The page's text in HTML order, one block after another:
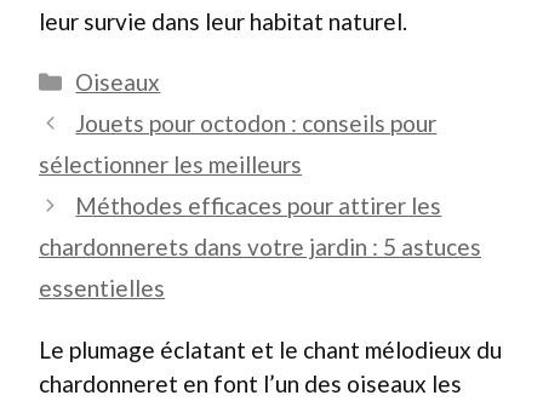
leur survie dans leur habitat naturel.
Catégories
Oiseaux
Jouets pour octodon : conseils pour
sélectionner les meilleurs
Méthodes efficaces pour attirer les
chardonnerets dans votre jardin : 5 astuces
essentielles
Le plumage éclatant et le chant mélodieux du
chardonneret en font l’un des oiseaux les